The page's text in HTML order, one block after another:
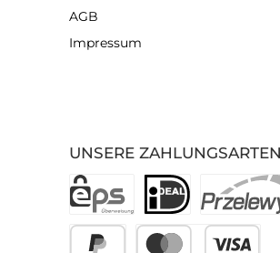
UNSERE ZAHLUNGSARTEN
AGB
Impressum